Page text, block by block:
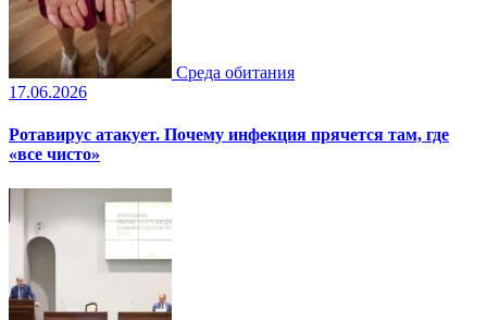
Среда обитания
17.06.2026
Ротавирус атакует. Почему инфекция прячется там, где
«все чисто»